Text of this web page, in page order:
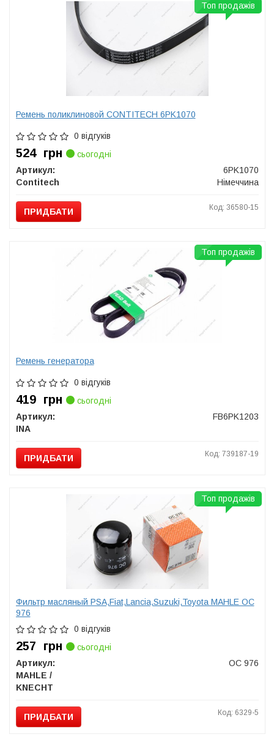
Ремень поликлиновой CONTITECH 6PK1070
0 відгуків
524 грн
сьогодні
Артикул:
6PK1070
Contitech
Німеччина
ПРИДБАТИ Код: 36580-15
Топ продажів
Ремень генератора
0 відгуків
419 грн
сьогодні
Артикул:
FB6PK1203
INA
ПРИДБАТИ Код: 739187-19
Топ продажів
Фильтр масляный PSA,Fiat,Lancia,Suzuki,Toyota MAHLE OC
976
0 відгуків
257 грн
сьогодні
Артикул:
OC 976
MAHLE /
KNECHT
ПРИДБАТИ Код: 6329-5
Топ продажів